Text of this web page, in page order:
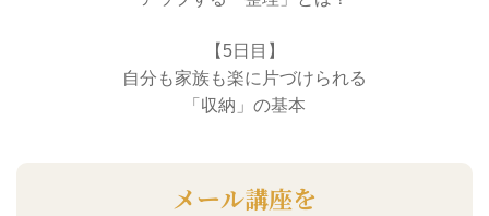
【5日目】
自分も家族も楽に片づけられる
「収納」の基本
メール講座を